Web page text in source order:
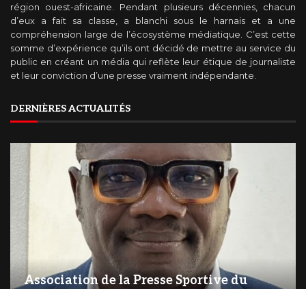
région ouest-africaine. Pendant plusieurs décennies, chacun
d’eux a fait sa classe, a blanchi sous le harnais et a une
compréhension large de l’écosystème médiatique. C’est cette
somme d’expérience qu’ils ont décidé de mettre au service du
public en créant un média qui reflète leur étique de journaliste
et leur conviction d’une presse vraiment indépendante.
DERNIÈRES ACTUALITÉS
Association de la Presse Sportive du